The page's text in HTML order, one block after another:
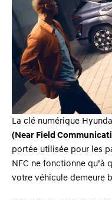
La clé numérique
(Near Field
portée utilisée pour les
NFC ne fonctionne qu’à
votre véhicule demeure